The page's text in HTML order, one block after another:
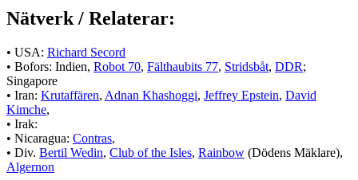
Nätverk / Relaterar:
• USA: Richard Secord
• Bofors: Indien, Robot 70, Fälthaubits 77, Stridsbåt, DDR;
Singapore
• Iran: Krutaffären, Adnan Khashoggi, Jeffrey Epstein, David
Kimche,
• Irak:
• Nicaragua: Contras,
• Div. Bertil Wedin, Club of the Isles, Rainbow (Dödens Mäklare),
Algernon